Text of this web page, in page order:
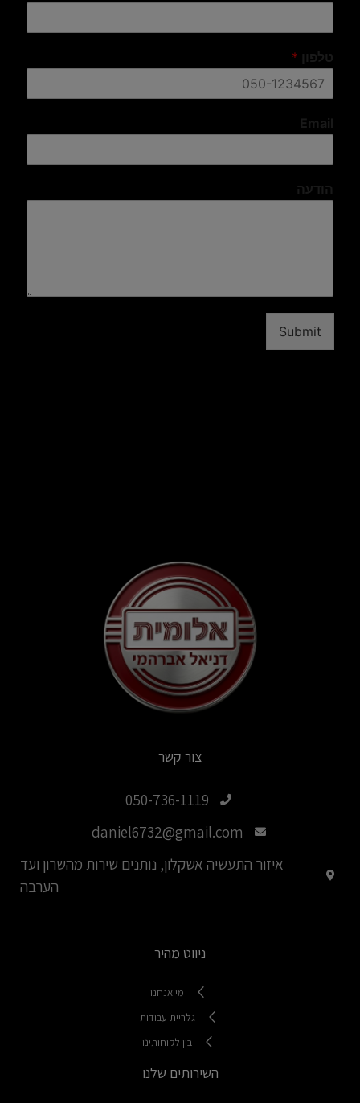
טלפון *
Email
הודעה
Submit
צור קשר
050-736-1119
daniel6732@gmail.com
איזור התעשיה אשקלון, נותנים שירות מהשרון ועד
הערבה
ניווט מהיר
מי אנחנו
גלריית עבודות
בין לקוחותינו
השירותים שלנו